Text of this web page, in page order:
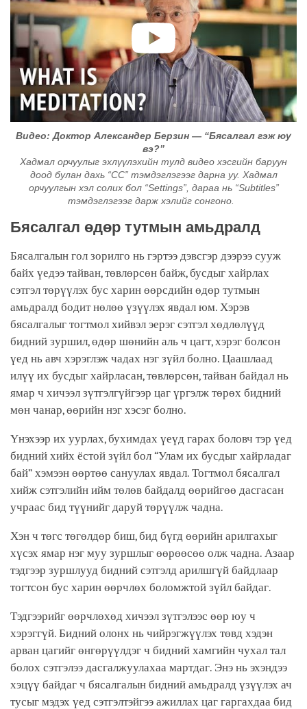
Видео: Доктор Александер Берзин — “Бясалгал гэж юу
вэ?”
Хадмал орчуулыг эхлүүлэхийн тулд видео хэсгийн баруун
доод булан дахь “CC” тэмдэглэгээг дарна уу. Хадмал
орчуулгын хэл солих бол “Settings”, дараа нь “Subtitles”
тэмдэглэгээг дарж хэлийг сонгоно.
Бясалгал өдөр тутмын амьдралд
Бясалгалын гол зорилго нь гэртээ дэвсгэр дээрээ сууж
байх үедээ тайван, төвлөрсөн байж, бусдыг хайрлах
сэтгэл төрүүлэх бус харин өөрсдийн өдөр тутмын
амьдралд бодит нөлөө үзүүлэх явдал юм. Хэрэв
бясалгалыг тогтмол хийвэл эерэг сэтгэл хөдлөлүүд
бидний зуршил, өдөр шөнийн аль ч цагт, хэрэг болсон
үед нь авч хэрэглэж чадах нэг зүйл болно. Цаашлаад
илүү их бусдыг хайрласан, төвлөрсөн, тайван байдал нь
ямар ч хичээл зүтгэлгүйгээр цаг үргэлж төрөх бидний
мөн чанар, өөрийн нэг хэсэг болно.
Үнэхээр их уурлах, бухимдах үеүд гарах боловч тэр үед
бидний хийх ёстой зүйл бол “Улам их бусдыг хайрладаг
бай” хэмээн өөртөө сануулах явдал. Тогтмол бясалгал
хийж сэтгэлийн ийм төлөв байдалд өөрийгөө дасгасан
учраас бид түүнийг даруй төрүүлж чадна.
Хэн ч төгс төгөлдөр биш, бид бүгд өөрийн арилгахыг
хүсэх ямар нэг муу зуршлыг өөрөөсөө олж чадна. Азаар
тэдгээр зуршлууд бидний сэтгэлд арилшгүй байдлаар
тогтсон бус харин өөрчлөх боломжтой зүйл байдаг.
Тэдгээрийг өөрчлөхөд хичээл зүтгэлээс өөр юу ч
хэрэггүй. Бидний олонх нь чийрэгжүүлэх төвд хэдэн
арван цагийг өнгөрүүлдэг ч бидний хамгийн чухал тал
болох сэтгэлээ дасгалжуулахаа мартдаг. Энэ нь эхэндээ
хэцүү байдаг ч бясалгалын бидний амьдралд үзүүлэх ач
тусыг мэдэх үед сэтгэлтэйгээ ажиллах цаг гаргахдаа бид